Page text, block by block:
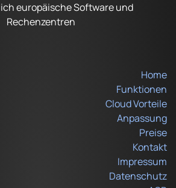
europäische Software und
Rechenzentren
Home
Funktionen
Cloud Vorteile
Anpassung
Preise
Kontakt
Impressum
Datenschutz